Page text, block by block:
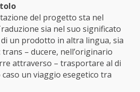
del progetto sta nel
sia nel suo significato
un prodotto in altra lingua, sia
– ducere, nell’originario
attraverso – trasportare al di
caso un viaggio esegetico tra